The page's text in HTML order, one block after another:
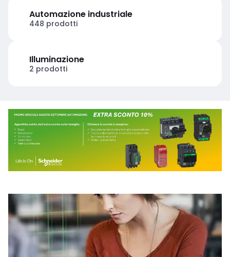
Automazione industriale
448 prodotti
Illuminazione
2 prodotti